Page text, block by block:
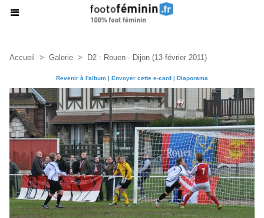
Accueil > Galerie > D2 : Rouen - Dijon (13 février 2011)
Revenir à l'album | Envoyer cette e-card | Diaporama